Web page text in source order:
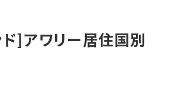
]アワリー居住国別